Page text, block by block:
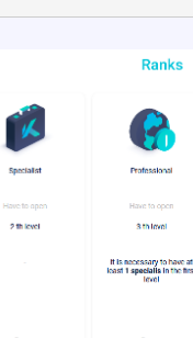
лидеру 15% от суммы